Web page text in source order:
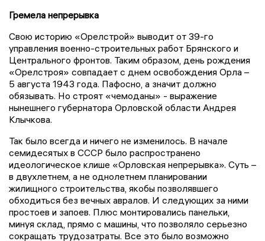
Гремела непрерывка
Свою историю «Орелстрой» выводит от 39-го
управления военно-строительных работ Брянского и
Центрального фронтов. Таким образом, день рождения
«Орелстроя» совпадает с днем освобождения Орла –
5 августа 1943 года. Пафосно, а значит должно
обязывать. Но строят «чемоданы» - выражение
нынешнего губернатора Орловской области Андрея
Клычкова.
Так было всегда и ничего не изменилось. В начале
семидесятых в СССР было распространено
идеологическое клише «Орловская непрерывка». Суть –
в двухлетнем, а не однолетнем планировании
жилищного строительства, якобы позволявшего
обходиться без вечных авралов. И следующих за ними
простоев и запоев. Плюс монтировались панельки,
минуя склад, прямо с машины, что позволяло серьезно
сокращать трудозатраты. Все это было возможно